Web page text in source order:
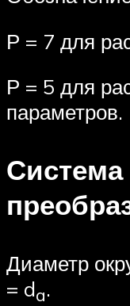
Р = 7 для
Р = 5 для
параметров.
Система
Диаметр
= da.